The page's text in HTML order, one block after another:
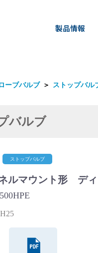
製品情報
ーブバルブ ＞ ストップバル
バルブ
ストップバルブ
ルマウント形 デ